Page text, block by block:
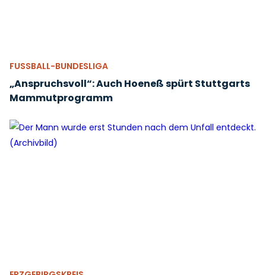
FUSSBALL-BUNDESLIGA
„Anspruchsvoll“: Auch Hoeneß spürt Stuttgarts
Mammutprogramm